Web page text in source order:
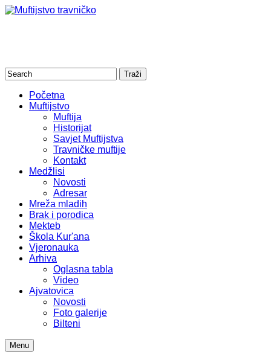
Početna
Muftijstvo
Muftija
Historijat
Savjet Muftijstva
Travničke muftije
Kontakt
Medžlisi
Novosti
Adresar
Mreža mladih
Brak i porodica
Mekteb
Škola Kur'ana
Vjeronauka
Arhiva
Oglasna tabla
Video
Ajvatovica
Novosti
Foto galerije
Bilteni
Menu